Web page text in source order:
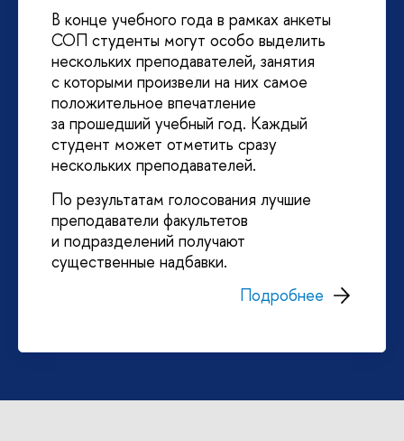
В конце учебного года в рамках анкеты
СОП студенты могут особо выделить
нескольких преподавателей, занятия
с которыми произвели на них самое
положительное впечатление
за прошедший учебный год. Каждый
студент может отметить сразу
нескольких преподавателей.
По результатам голосования лучшие
преподаватели факультетов
и подразделений получают
существенные надбавки.
Подробнее